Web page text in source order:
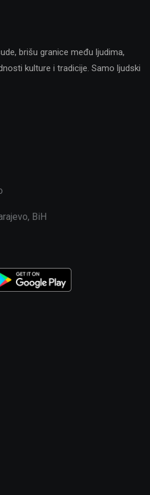
brišu granice među ljudima,
kulture i tradicije. Samo ljudski
BiH